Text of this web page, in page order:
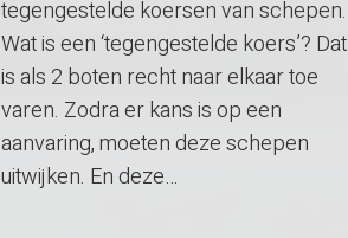
tegengestelde koersen van schepen.
Wat is een ‘tegengestelde koers’? Dat
is als 2 boten recht naar elkaar toe
varen. Zodra er kans is op een
aanvaring, moeten deze schepen
uitwijken. En deze…